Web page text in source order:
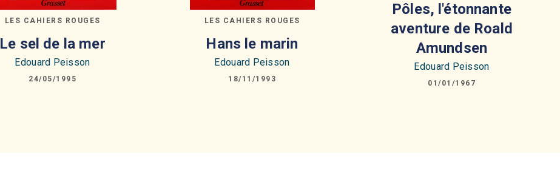
LES CAHIERS ROUGES
Le sel de la mer
Edouard Peisson
24/05/1995
LES CAHIERS ROUGES
Hans le marin
Edouard Peisson
18/11/1993
Pôles, l'étonnante
aventure de Roald
Amundsen
Edouard Peisson
01/01/1967